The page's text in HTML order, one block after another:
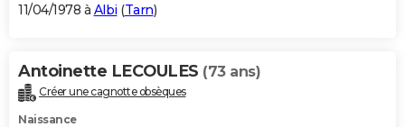
11/04/1978 à Albi (Tarn)
Antoinette LECOULES (73 ans)
Créer une cagnotte obsèques
Naissance